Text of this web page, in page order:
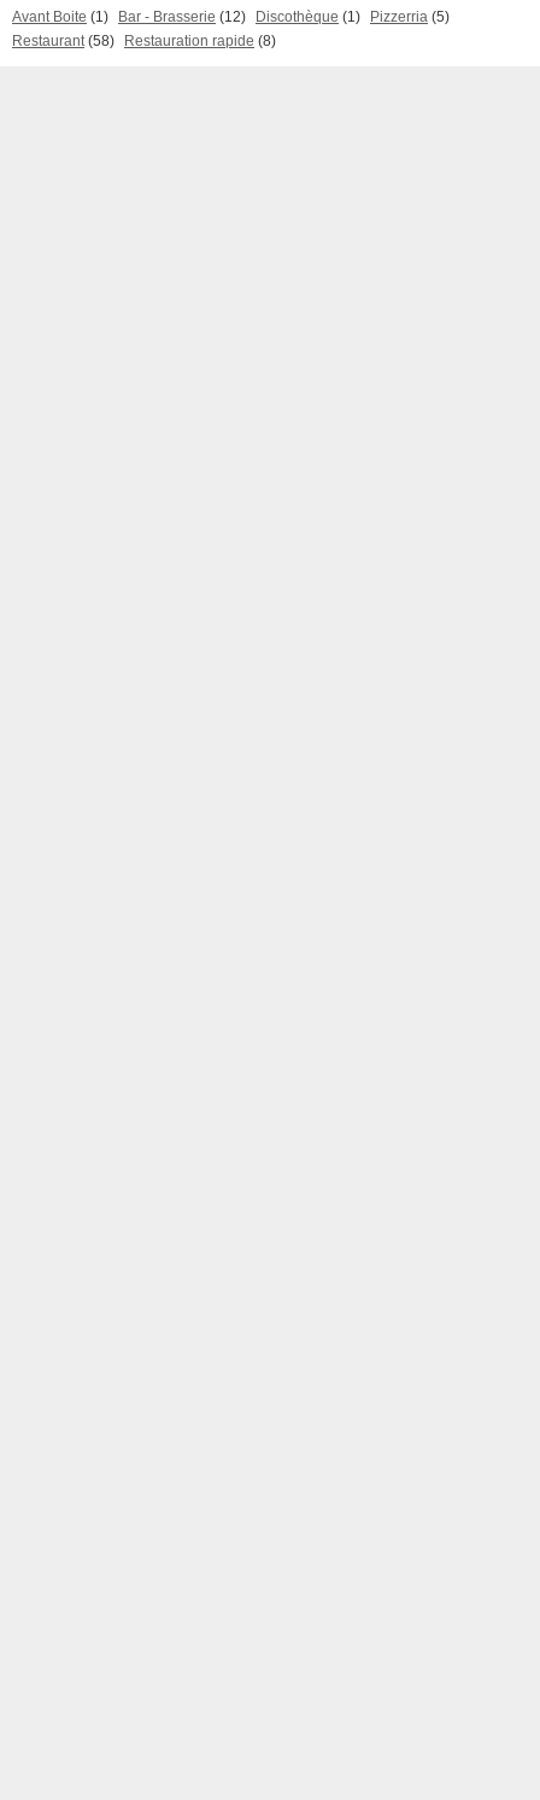
Avant Boite (1) Bar - Brasserie (12) Discothèque (1) Pizzerria (5)
Restaurant (58) Restauration rapide (8)